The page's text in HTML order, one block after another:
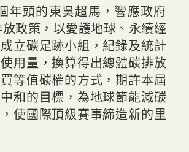
年頭的東吳超馬，響應政府
放政策，以愛護地球、永續經
立碳足跡小組，紀錄及統計
用量，換算得出總體碳排放
等值碳權的方式，期許本屆
和的目標，為地球節能減碳
使國際頂級賽事締造新的里